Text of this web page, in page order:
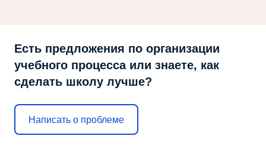
Есть предложения по организации
учебного процесса или знаете, как
сделать школу лучше?
Написать о проблеме